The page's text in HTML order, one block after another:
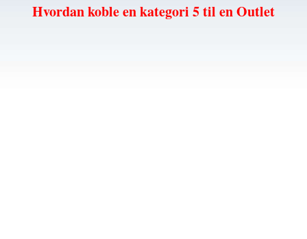
Hvordan koble en kategori 5 til en Outlet